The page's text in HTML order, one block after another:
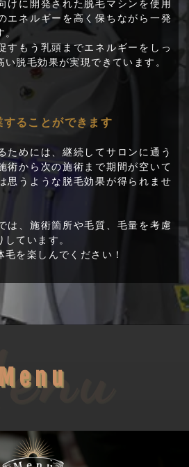
けに開発された脱毛マシンを使用
エネルギーを高く保ちながら一発
すもう乳頭までエネルギーをしっ
脱毛効果が実現できています。
ることができます
ためには、継続してサロンに通う
術から次の施術まで期間が空いて
思うような脱毛効果が得られませ
は、施術箇所や毛質、毛量を考慮
しています。
を楽しんでください！
Menu